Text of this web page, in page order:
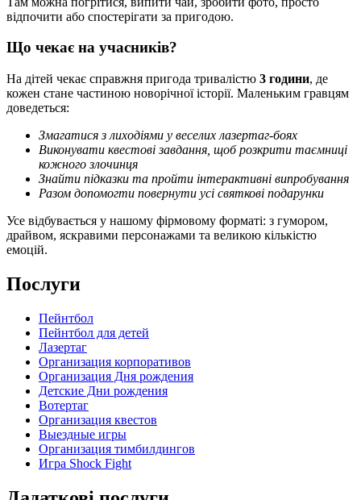
відпочити або спостерігати за пригодою.
Що чекає на учасників?
На дітей чекає справжня пригода тривалістю 3 години, де
кожен стане частиною новорічної історії. Маленьким гравцям
доведеться:
Змагатися з лиходіями у веселих лазертаг-боях
Виконувати квестові завдання, щоб розкрити таємниці
кожного злочинця
Знайти підказки та пройти інтерактивні випробування
Разом допомогти повернути усі святкові подарунки
Усе відбувається у нашому фірмовому форматі: з гумором,
драйвом, яскравими персонажами та великою кількістю
емоцій.
Послуги
Пейнтбол
Пейнтбол для детей
Лазертаг
Организация корпоративов
Организация Дня рождения
Детские Дни рождения
Вотертаг
Организация квестов
Выездные игры
Организация тимбилдингов
Игра Shock Fight